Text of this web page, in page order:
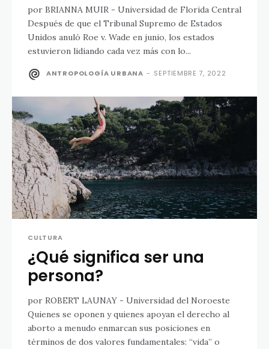
por BRIANNA MUIR - Universidad de Florida Central
Después de que el Tribunal Supremo de Estados
Unidos anuló Roe v. Wade en junio, los estados
estuvieron lidiando cada vez más con lo...
ANTROPOLOGÍA URBANA - SEPTIEMBRE 7, 2022
CULTURA
¿Qué significa ser una
persona?
por ROBERT LAUNAY - Universidad del Noroeste
Quienes se oponen y quienes apoyan el derecho al
aborto a menudo enmarcan sus posiciones en
términos de dos valores fundamentales: “vida” o